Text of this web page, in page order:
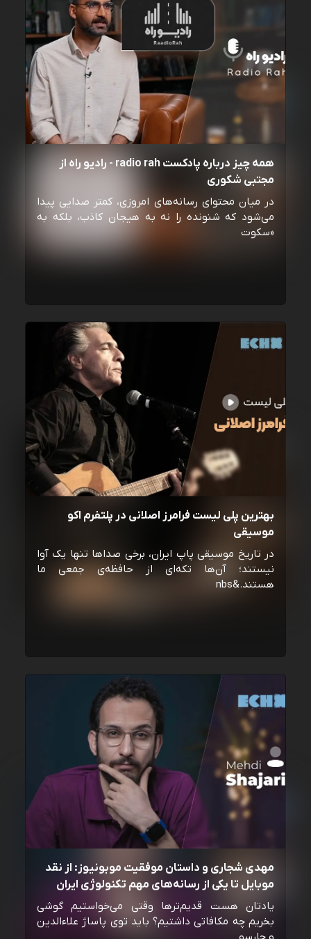
همه چیز درباره پادکست radio rah - رادیو راه از
مجتبی شکوری
در میان محتوای رسانه‌های امروزی، کمتر صدایی پیدا
می‌شود که شنونده را نه به هیجان کاذب، بلکه به
«سکوت
بهترین پلی لیست فرامرز اصلانی در پلتفرم اکو
موسیقی
در تاریخ موسیقی پاپ ایران، برخی صداها تنها یک آوا
نیستند؛ آن‌ها تکه‌ای از حافظه‌ی جمعی ما
هستند.&nbs
مهدی شجاری و داستان موفقیت موبونیوز: از نقد
موبایل تا یکی از رسانه‌‌های مهم تکنولوژی ایران
یادتان هست قدیم‌ترها وقتی می‌خواستیم گوشی
بخریم چه مکافاتی داشتیم؟ باید توی پاساژ علاءالدین